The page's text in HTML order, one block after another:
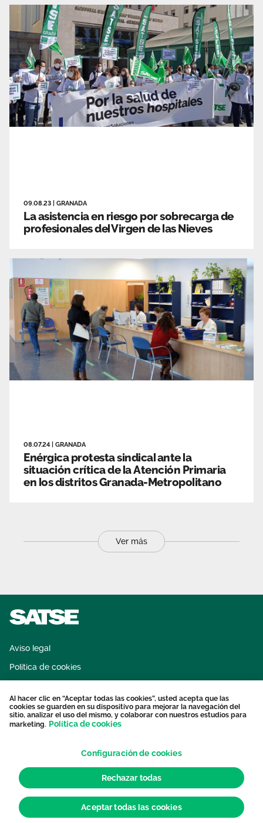
09.08.23 GRANADA
La asistencia en riesgo por sobrecarga de
profesionales del Virgen de las Nieves
08.07.24 GRANADA
Enérgica protesta sindical ante la
situación crítica de la Atención Primaria
en los distritos Granada-Metropolitano
Ver más
Aviso legal
Política de cookies
Protección datos personales
Contacto
© 2026 Sindicato de Enfermería. Todos los derechos reservados.
Al hacer clic en “Aceptar todas las cookies”, usted acepta que las
cookies se guarden en su dispositivo para mejorar la navegación del
sitio, analizar el uso del mismo, y colaborar con nuestros estudios para
marketing. Política de cookies
Configuración de cookies
Rechazar todas
Aceptar todas las cookies